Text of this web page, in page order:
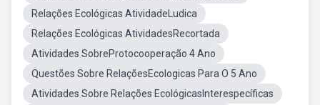
Relações Ecológicas AtividadeLudica
Relações Ecológicas AtividadesRecortada
Atividades SobreProtocooperação 4 Ano
Questões Sobre RelaçõesEcologicas Para O 5 Ano
Atividades Sobre Relações EcológicasInterespecíficas